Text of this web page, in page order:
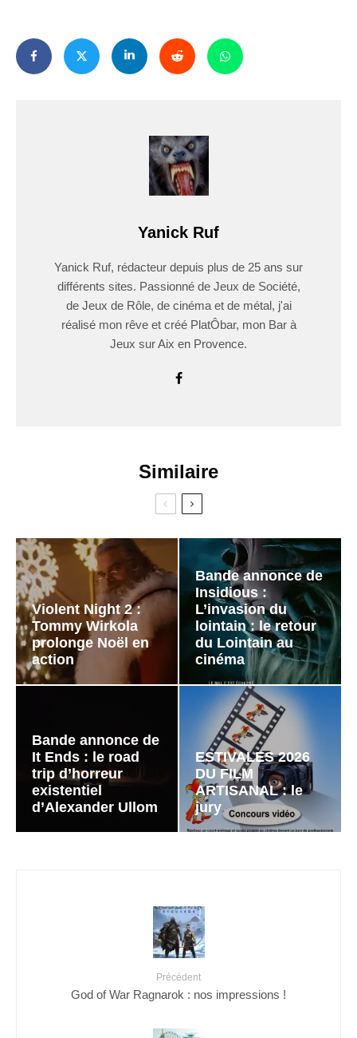
Yanick Ruf
Yanick Ruf, rédacteur depuis plus de 25 ans sur
différents sites. Passionné de Jeux de Société,
de Jeux de Rôle, de cinéma et de métal, j'ai
réalisé mon rêve et créé PlatÔbar, mon Bar à
Jeux sur Aix en Provence.
Similaire
Violent Night 2 :
Tommy Wirkola
prolonge Noël en
action
Bande annonce de
Insidious :
L’invasion du
lointain : le retour
du Lointain au
cinéma
Bande annonce de
It Ends : le road
trip d’horreur
existentiel
d’Alexander Ullom
ESTIVALES 2026
DU FILM
ARTISANAL : le
jury
Précédent
God of War Ragnarok : nos impressions !